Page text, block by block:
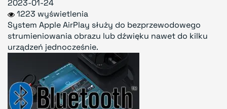
2023-01-24
1223 wyświetlenia
System Apple AirPlay służy do bezprzewodowego
strumieniowania obrazu lub dźwięku nawet do kilku
urządzeń jednocześnie.